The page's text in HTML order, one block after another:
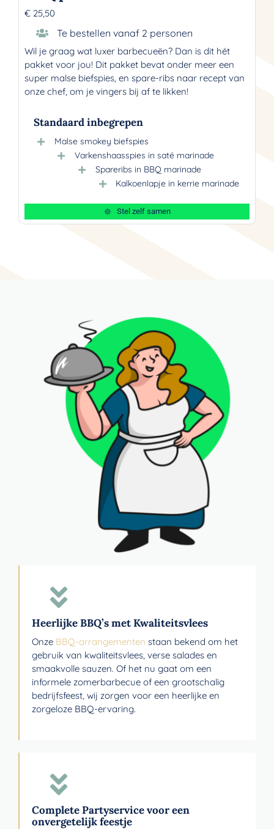
€25,50
Te bestellen vanaf 2 personen
Wil je graag wat luxer barbecueën? Dan is dit hét
pakket voor jou! Dit pakket bevat onder meer een
super malse biefspies, en spare-ribs naar recept van
onze chef, om je vingers bij af te likken!
Standaard inbegrepen
Malse smokey biefspies
Varkenshaasspies in saté marinade
Spareribs in BBQ marinade
Kalkoenlapje in kerrie marinade
Stel zelf samen
Heerlijke BBQ’s met Kwaliteitsvlees
Onze BBQ-arrangementen staan bekend om het
gebruik van kwaliteitsvlees, verse salades en
smaakvolle sauzen. Of het nu gaat om een
informele zomerbarbecue of een grootschalig
bedrijfsfeest, wij zorgen voor een heerlijke en
zorgeloze BBQ-ervaring.
Complete Partyservice voor een
onvergetelijk feestje